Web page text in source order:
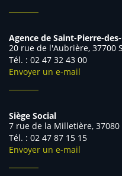
Agence de Saint-Pierre-
20 rue de l'Aubrière, 37700
Tél. : 02 47 32 43 00
Envoyer un e-mail
Siège Social
7 rue de la Milletière, 37080
Tél. : 02 47 87 15 15
Envoyer un e-mail